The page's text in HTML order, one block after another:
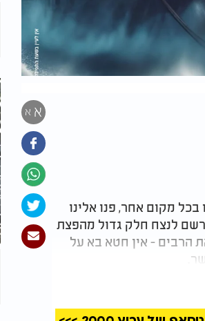
א א
מקום אחר, פנו אלינו
לנצח חלק גדול מהפצת
הרבים - אין חטא בא על